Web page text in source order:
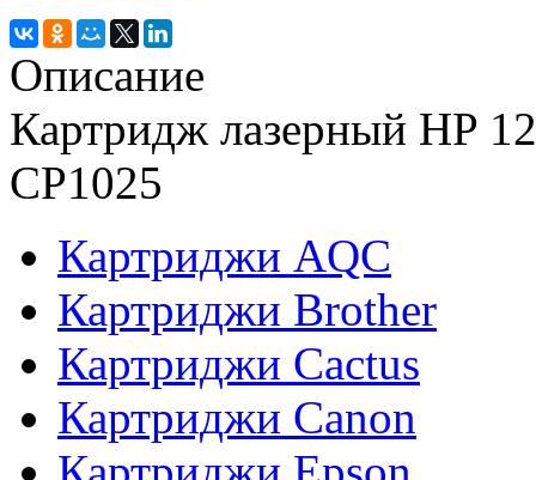
Описание
Картридж лазерный HP
CP1025
Картриджи AQC
Картриджи Brother
Картриджи Cactus
Картриджи Canon